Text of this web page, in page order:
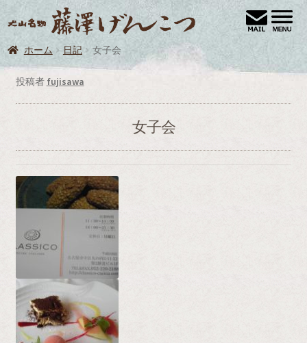
ビ
ゲ
シ
ス
ッ
プ
ン
テ
ツ
ッ
犬
ホーム
プライバシーポリシー
ホーム 日記 女子会
投稿者 fujisawa
女子会